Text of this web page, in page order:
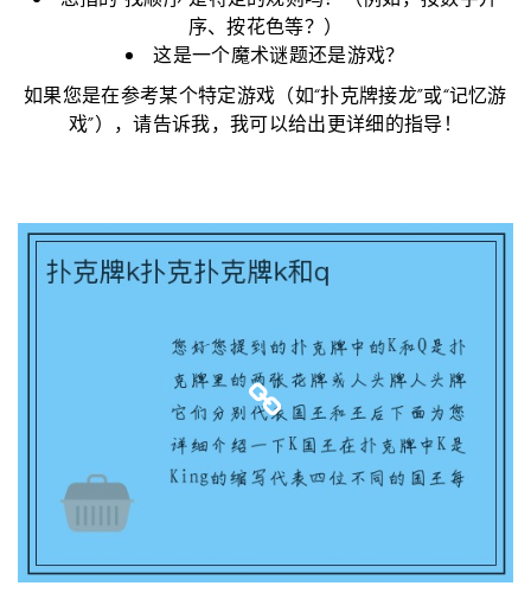
序、按花色等？）
这是一个魔术谜题还是游戏？
如果您是在参考某个特定游戏（如“扑克牌接龙”或“记忆游
戏”），请告诉我，我可以给出更详细的指导！